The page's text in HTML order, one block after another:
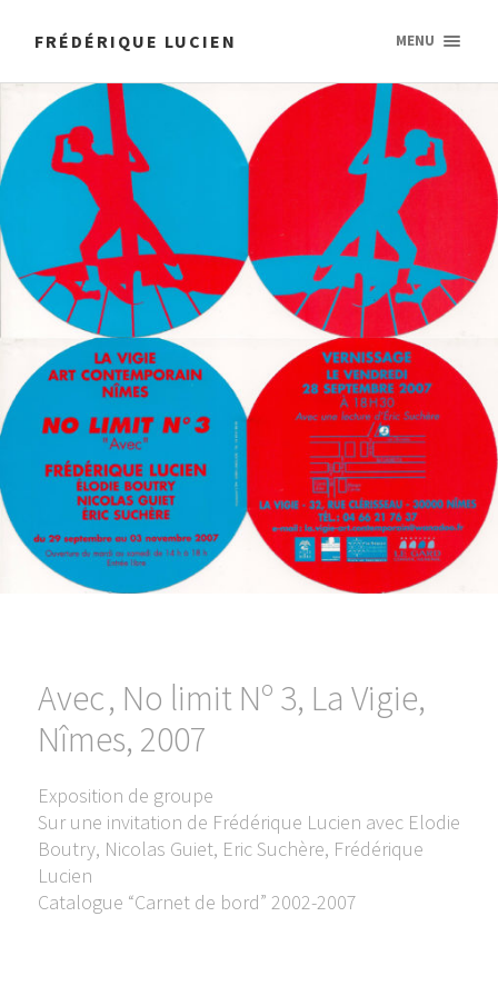
FRÉDÉRIQUE LUCIEN MENU
Avec , No limit Nº 3, La Vigie,
Nîmes, 2007
Exposition de groupe
Sur une invitation de Frédérique Lucien avec Elodie
Boutry, Nicolas Guiet, Eric Suchère, Frédérique
Lucien
Catalogue “Carnet de bord” 2002-2007